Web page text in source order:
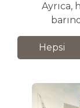
Ayrıca,
Hepsi